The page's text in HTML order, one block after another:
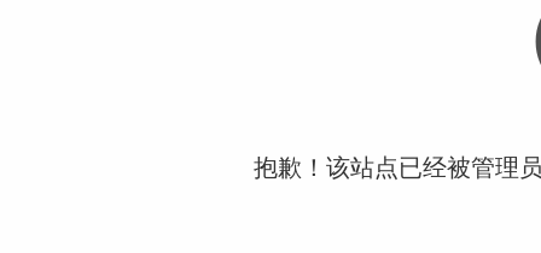
抱歉！该站点已经被管理